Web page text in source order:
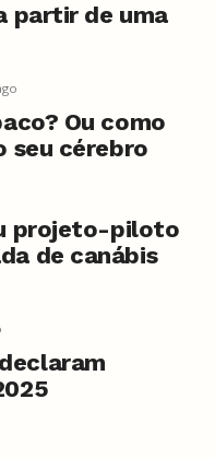
partir de uma
Ou como
seu cérebro
projeto-piloto
de canábis